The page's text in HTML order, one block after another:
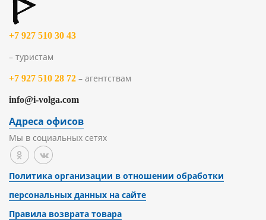
+7 927 510 30 43
– туристам
+7 927 510 28 72 – агентствам
info@i-volga.com
Адреса офисов
Мы в социальных сетях
Политика организации в отношении обработки
персональных данных на сайте
Правила возврата товара